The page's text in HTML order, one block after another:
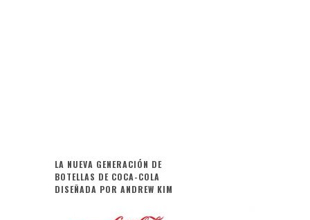
LA NUEVA GENERACIÓN DE
BOTELLAS DE COCA-COLA
DISEÑADA POR ANDREW KIM